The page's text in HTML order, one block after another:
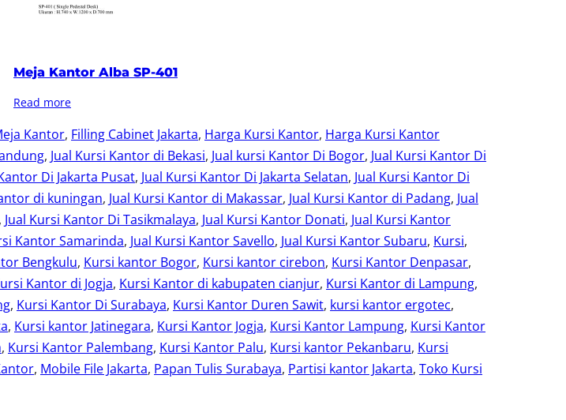
Meja Kantor Alba SP-401
Read more
Kantor, Filling Cabinet Jakarta, Harga Kursi Kantor, Harga Kursi Kantor
, Jual Kursi Kantor di Bekasi, Jual kursi Kantor Di Bogor, Jual Kursi Kantor Di
Di Jakarta Pusat, Jual Kursi Kantor Di Jakarta Selatan, Jual Kursi Kantor Di
di kuningan, Jual Kursi Kantor di Makassar, Jual Kursi Kantor di Padang, Jual
, Jual Kursi Kantor Di Tasikmalaya, Jual Kursi Kantor Donati, Jual Kursi Kantor
Kantor Samarinda, Jual Kursi Kantor Savello, Jual Kursi Kantor Subaru, Kursi
Bengkulu, Kursi kantor Bogor, Kursi kantor cirebon, Kursi Kantor Denpasar
Kantor di Jogja, Kursi Kantor di kabupaten cianjur, Kursi Kantor di Lampung
, Kursi Kantor Di Surabaya, Kursi Kantor Duren Sawit, kursi kantor ergotec
, Kursi kantor Jatinegara, Kursi Kantor Jogja, Kursi Kantor Lampung, Kursi Kantor
, Kursi Kantor Palembang, Kursi Kantor Palu, Kursi kantor Pekanbaru, Kursi
, Mobile File Jakarta, Papan Tulis Surabaya, Partisi kantor Jakarta, Toko Kursi